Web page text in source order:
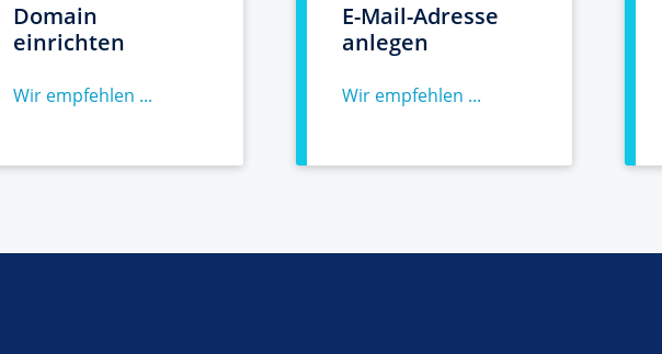
Domain
einrichten
Wir empfehlen ...
E-Mail-Adresse
anlegen
Wir empfehlen ...